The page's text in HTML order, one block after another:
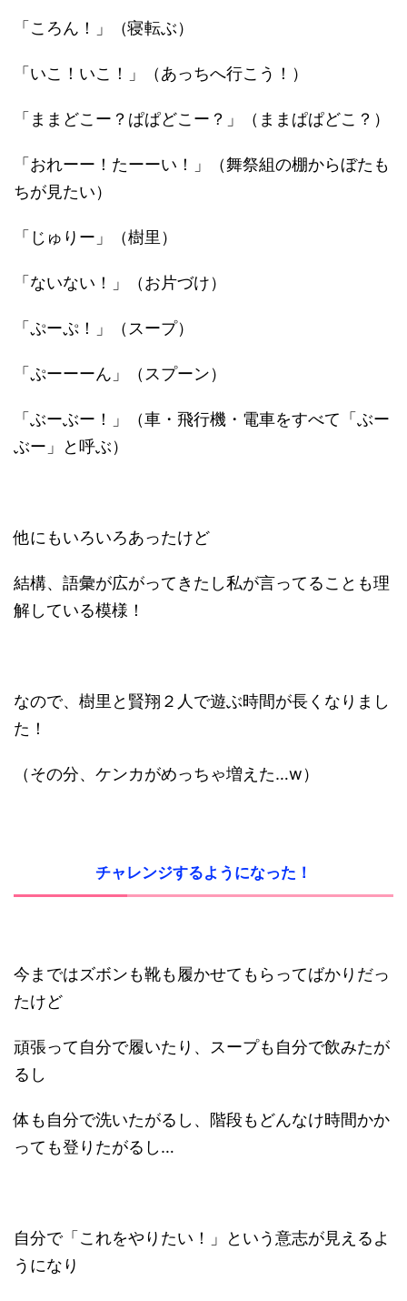
「ころん！」（寝転ぶ）
「いこ！いこ！」（あっちへ行こう！）
「ままどこー？ぱぱどこー？」（ままぱぱどこ？）
「おれーー！たーーい！」（舞祭組の棚からぼたも
ちが見たい）
「じゅりー」（樹里）
「ないない！」（お片づけ）
「ぷーぷ！」（スープ）
「ぷーーーん」（スプーン）
「ぶーぶー！」（車・飛行機・電車をすべて「ぶー
ぶー」と呼ぶ）
他にもいろいろあったけど
結構、語彙が広がってきたし私が言ってることも理
解している模様！
なので、樹里と賢翔２人で遊ぶ時間が長くなりまし
た！
（その分、ケンカがめっちゃ増えた…w）
チャレンジするようになった！
今まではズボンも靴も履かせてもらってばかりだっ
たけど
頑張って自分で履いたり、スープも自分で飲みたが
るし
体も自分で洗いたがるし、階段もどんなけ時間かか
っても登りたがるし…
自分で「これをやりたい！」という意志が見えるよ
うになり